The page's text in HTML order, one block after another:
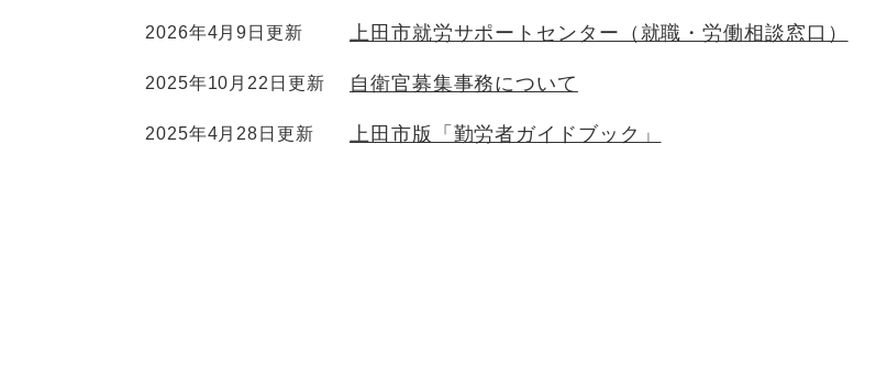
2026年4月9日更新 上田市就労サポートセンター（就職・労働相談窓口）
2025年10月22日更新 自衛官募集事務について
2025年4月28日更新 上田市版「勤労者ガイドブック」